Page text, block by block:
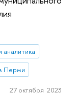
аналитика
Перми
27 октября 2023